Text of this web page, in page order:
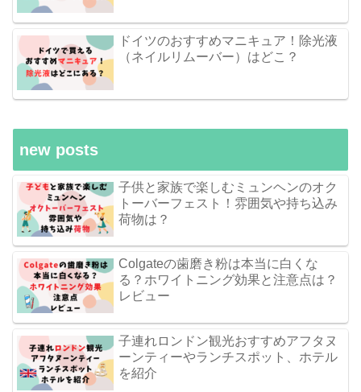
ドイツのおすすめマニキュア！除光液
（ネイルリムーバー）はどこ？
new posts
子供と家族で楽しむミュンヘンのオク
トーバーフェスト！雰囲気や持ち込み
荷物は？
Colgateの歯磨き粉は本当に白くな
る？ホワイトニング効果と注意点は？
レビュー
子連れロンドン観光おすすめアフタヌ
ーンティーやランチスポット、ホテル
を紹介